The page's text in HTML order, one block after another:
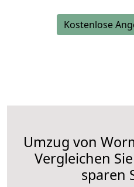
Kostenlose
Umzug von
Vergleichen
sparen